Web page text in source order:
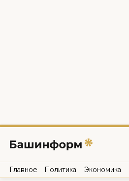
Главное Политика Экономика